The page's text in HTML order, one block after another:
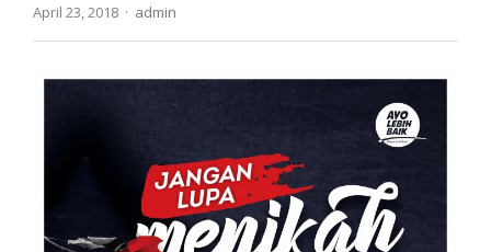
April 23, 2018
Author
admin